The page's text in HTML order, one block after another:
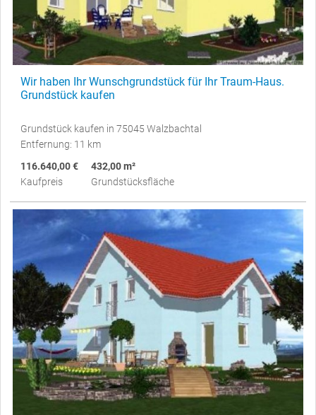
Wir haben Ihr Wunschgrundstück für Ihr Traum-Haus.
Grundstück kaufen
Grundstück kaufen in 75045 Walzbachtal
Entfernung: 11 km
116.640,00 €
Kaufpreis
432,00 m²
Grundstücksfläche